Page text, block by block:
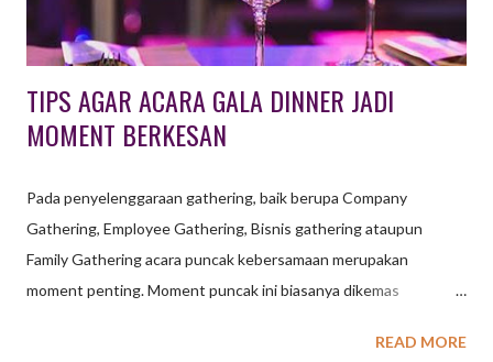
TIPS AGAR ACARA GALA DINNER JADI
MOMENT BERKESAN
Pada penyelenggaraan gathering, baik berupa Company
Gathering, Employee Gathering, Bisnis gathering ataupun
Family Gathering acara puncak kebersamaan merupakan
moment penting. Moment puncak ini biasanya dikemas
agenda Gala Dinner. Gala Dinner menjadi kegiatan penting yang
READ MORE